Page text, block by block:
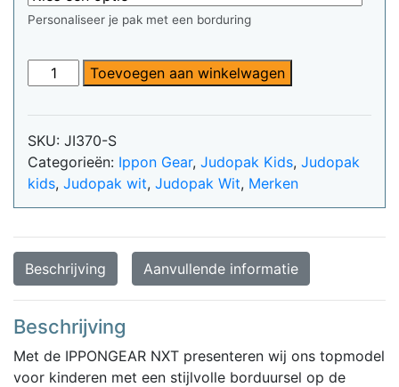
Personaliseer je pak met een borduring
Ippon
Gear
NXT
jeugd
judopak
nieuw
zwart
aantal
Toevoegen aan winkelwagen
SKU: JI370-S
Categorieën: Ippon Gear, Judopak Kids, Judopak
kids, Judopak wit, Judopak Wit, Merken
Beschrijving Aanvullende informatie
Beschrijving
Met de IPPONGEAR NXT presenteren wij ons topmodel
voor kinderen met een stijlvolle borduursel op de